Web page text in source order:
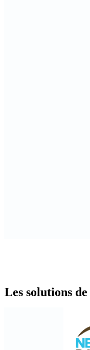
Les solutions de